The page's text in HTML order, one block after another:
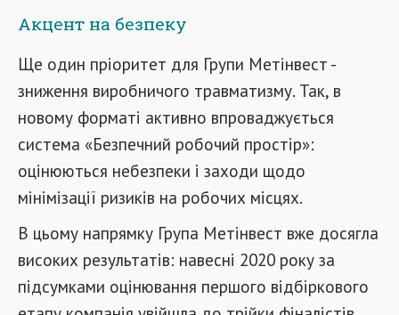
Акцент на безпеку
Ще один пріоритет для Групи Метінвест -
зниження виробничого травматизму. Так, в
новому форматі активно впроваджується
система «Безпечний робочий простір»:
оцінюються небезпеки і заходи щодо
мінімізації ризиків на робочих місцях.
В цьому напрямку Група Метінвест вже досягла
високих результатів: навесні 2020 року за
підсумками оцінювання першого відбіркового